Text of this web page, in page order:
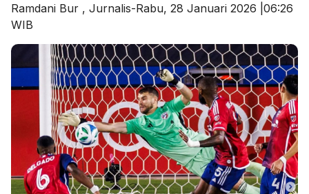
Ramdani Bur , Jurnalis-Rabu, 28 Januari 2026 |06:26
WIB